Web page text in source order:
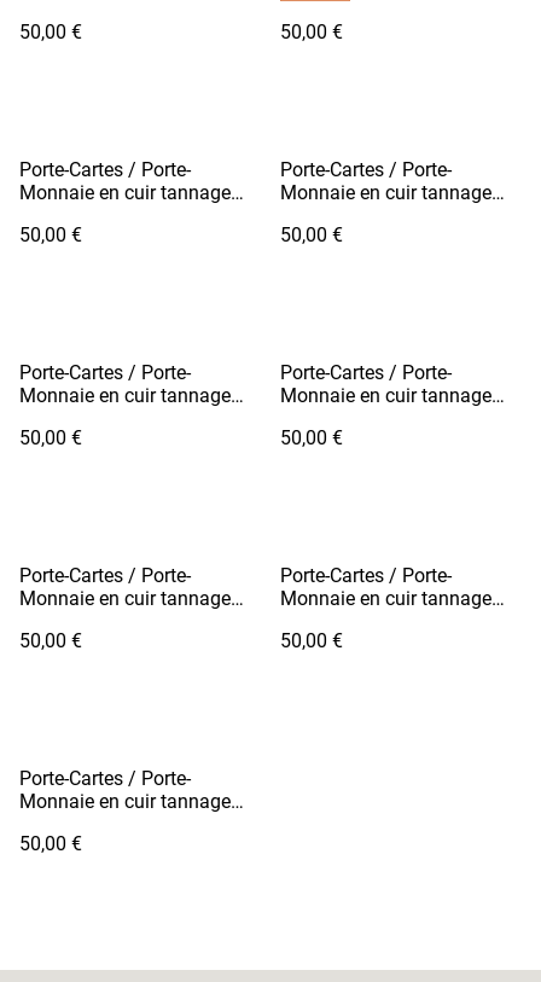
50,00 € 50,00 €
Porte-Cartes / Porte-
Monnaie en cuir tannage
50,00 €
Porte-Cartes / Porte-
Monnaie en cuir tannage
Fil Blanc
50,00 €
Porte-Cartes / Porte-
Monnaie en cuir tannage
50,00 €
Porte-Cartes / Porte-
Monnaie en cuir tannage
50,00 €
Porte-Cartes / Porte-
Monnaie en cuir tannage
Fil Blanc
50,00 €
Porte-Cartes / Porte-
Monnaie en cuir tannage
50,00 €
Porte-Cartes / Porte-
Monnaie en cuir tannage
50,00 €